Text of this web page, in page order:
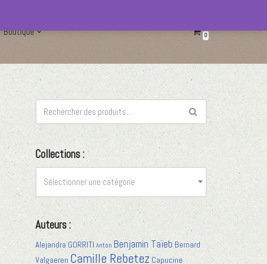
Boutique 0
Collections :
Sélectionner une catégorie
Auteurs :
Alejandra GORRITI Anton Benjamin Taïeb Bernard
Valgaeren Camille Rebetez Capucine